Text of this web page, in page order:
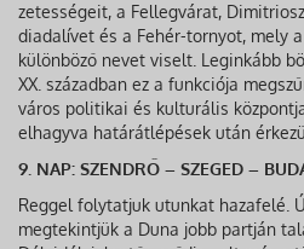
zetességeit, a Fellegvárat,
diadalívet és a Fehér-tornyot, mely
különböző nevet viselt. Leginkább
XX. században ez a funkciója
város politikai és kulturális
elhagyva határátlépések után
9. NAP: SZENDRŐ – SZEGED –
Reggel folytatjuk utunkat hazafelé.
megtekintjük a Duna jobb partján